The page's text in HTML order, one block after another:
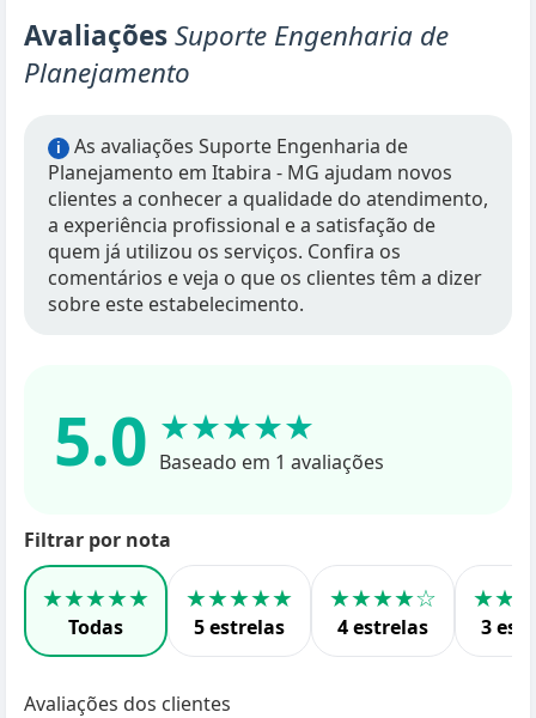
AvaliaçõesSuporte Engenharia de
Planejamento
i
As avaliações Suporte Engenharia de
Planejamento em Itabira - MG ajudam novos
clientes a conhecer a qualidade do atendimento,
a experiência profissional e a satisfação de
quem já utilizou os serviços. Confira os
comentários e veja o que os clientes têm a dizer
sobre este estabelecimento.
5.0 ★★★★★
Baseado em 1 avaliações
Filtrar por nota
★★★★★
Todas
★★★★★
5 estrelas
★★★★☆
4 estrelas 3
Avaliações dos clientes